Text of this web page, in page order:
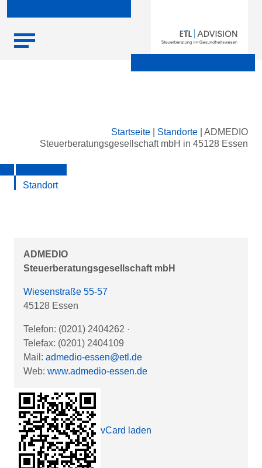
Startseite Standorte
ADMEDIO
Steuerberatungsgesellschaft mbH in 45128 Essen
Standort
ADMEDIO
Steuerberatungsgesellschaft mbH
Wiesenstraße 55-57
45128 Essen
Telefon: (0201) 2404262 ·
Telefax: (0201) 2404109
Mail: admedio-essen@etl.de
Web: www.admedio-essen.de
vCard laden